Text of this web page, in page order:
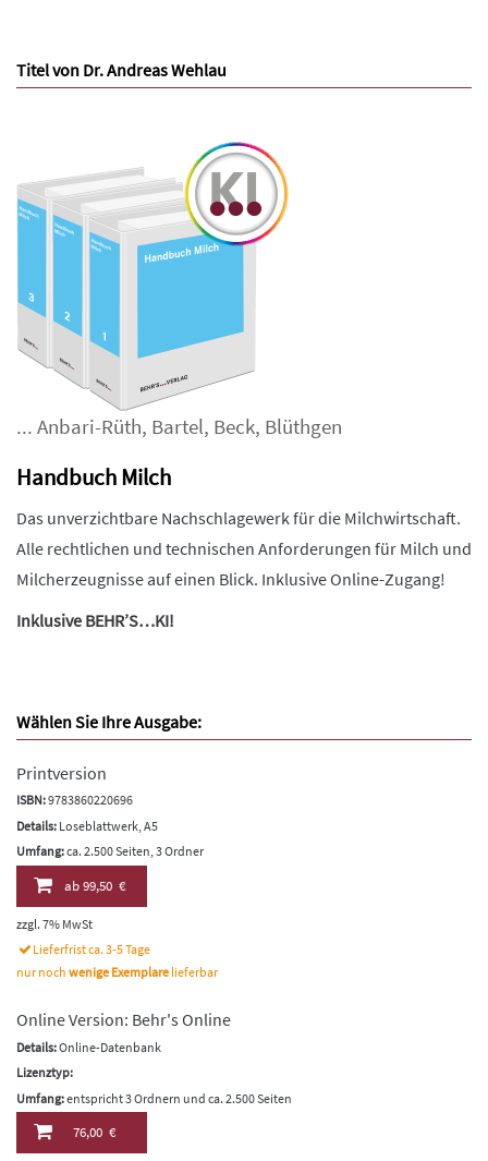
Titel von Dr. Andreas Wehlau
... Anbari-Rüth, Bartel, Beck, Blüthgen
Handbuch Milch
Das unverzichtbare Nachschlagewerk für die Milchwirtschaft.
Alle rechtlichen und technischen Anforderungen für Milch und
Milcherzeugnisse auf einen Blick. Inklusive Online-Zugang!
Inklusive BEHR’S…KI!
Wählen Sie Ihre Ausgabe:
Printversion
ISBN:9783860220696
Details: Loseblattwerk, A5
Umfang:ca. 2.500 Seiten, 3 Ordner
ab99,50 €
zzgl. 7% MwSt
Lieferfrist ca. 3-5 Tage
nur noch wenige Exemplare lieferbar
Online Version: Behr's Online
Details:Online-Datenbank
Lizenztyp:
Umfang:entspricht 3 Ordnern und ca. 2.500 Seiten
76,00 €